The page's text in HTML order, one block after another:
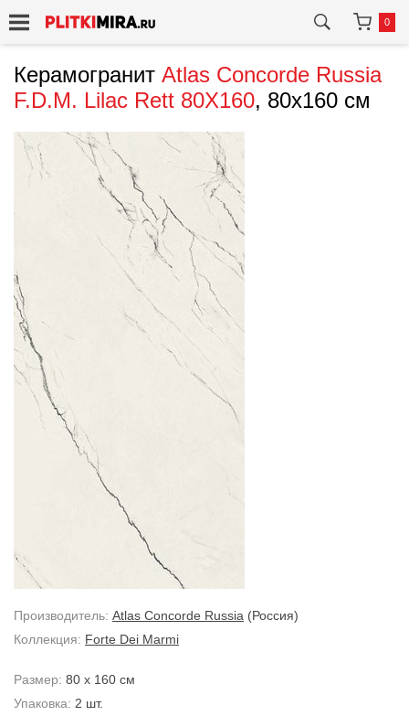
0
Керамогранит Atlas Concorde Russia
F.D.M. Lilac Rett 80X160, 80x160 см
Производитель: Atlas Concorde Russia (Россия)
Коллекция: Forte Dei Marmi
Размер: 80 x 160 см
Упаковка: 2 шт.